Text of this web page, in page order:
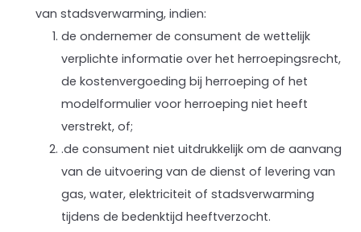
van stadsverwarming, indien:
de ondernemer de consument de wettelijk
verplichte informatie over het herroepingsrecht,
de kostenvergoeding bij herroeping of het
modelformulier voor herroeping niet heeft
verstrekt, of;
.de consument niet uitdrukkelijk om de aanvang
van de uitvoering van de dienst of levering van
gas, water, elektriciteit of stadsverwarming
tijdens de bedenktijd heeftverzocht.